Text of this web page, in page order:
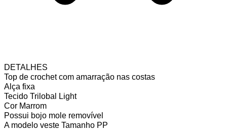
DETALHES
Top de crochet com amarração nas costas
Alça fixa
Tecido Trilobal Light
Cor Marrom
Possui bojo mole removível
A modelo veste Tamanho PP